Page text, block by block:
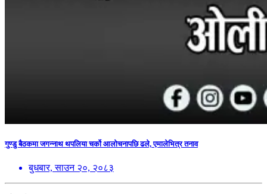
गुण्डु बैठकमा जगन्नाथ थपलिया चर्को आलोचनापछि ढले, एमालेभित्र तनाव
बुधबार, साउन २०, २०८३